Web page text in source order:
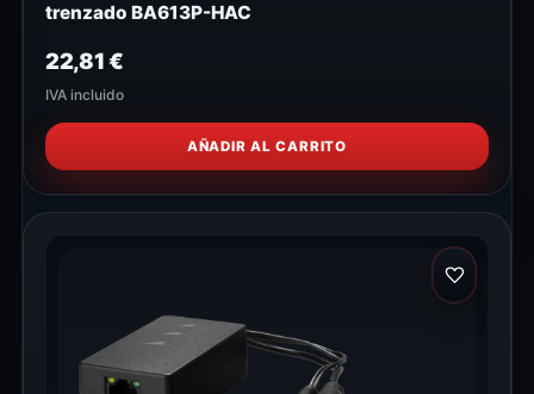
trenzado BA613P-HAC
22,81€
IVA incluido
AÑADIR AL CARRITO